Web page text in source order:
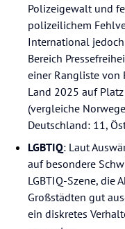
Polizeigewalt und
polizeilichem
International
Bereich
einer Rangliste von
Land 2025 auf
(vergleiche
Deutschland: 11,
LGBTIQ: Laut
auf besondere
LGBTIQ-Szene, die
Großstädten gut
ein diskretes